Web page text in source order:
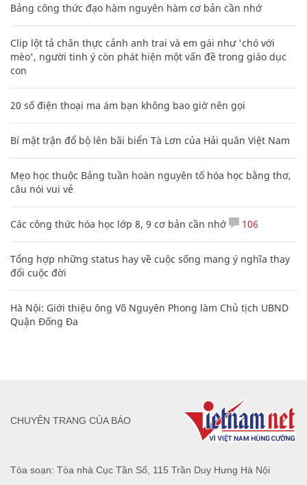
Bảng công thức đạo hàm nguyên hàm cơ bản cần nhớ
Clip lột tả chân thực cảnh anh trai và em gái như 'chó với
mèo', người tinh ý còn phát hiện một vấn đề trong giáo dục
con
20 số điện thoại ma ám bạn không bao giờ nên gọi
Bí mật trận đổ bộ lên bãi biển Tà Lơn của Hải quân Việt Nam
Mẹo học thuộc Bảng tuần hoàn nguyên tố hóa học bằng thơ,
câu nói vui vẻ
Các công thức hóa học lớp 8, 9 cơ bản cần nhớ 106
Tổng hợp những status hay về cuộc sống mang ý nghĩa thay
đổi cuộc đời
Hà Nội: Giới thiệu ông Võ Nguyên Phong làm Chủ tịch UBND
Quận Đống Đa
Tòa soạn: Tòa nhà Cục Tần Số, 115 Trần Duy Hưng Hà Nội
CHUYÊN TRANG CỦA BÁO